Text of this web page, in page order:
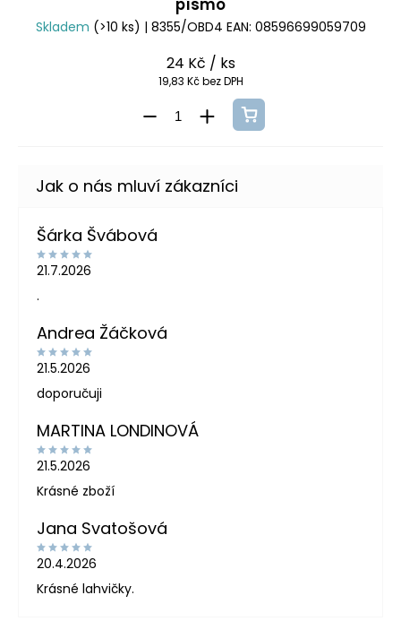
písmo
Skladem (>10 ks) | 8355/OBD4 EAN: 08596699059709
24 Kč / ks
19,83 Kč bez DPH
Šárka Švábová
21.7.2026
.
Andrea Žáčková
21.5.2026
doporučuji
MARTINA LONDINOVÁ
21.5.2026
Krásné zboží
Jana Svatošová
20.4.2026
Krásné lahvičky.